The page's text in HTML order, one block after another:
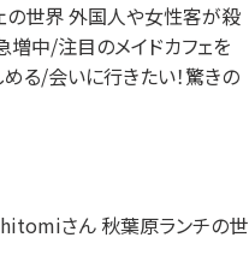
の世界 外国人や女性客が殺
増中/注目のメイドカフェを
る/会いに行きたい！驚きの
hitomiさん 秋葉原ランチの世